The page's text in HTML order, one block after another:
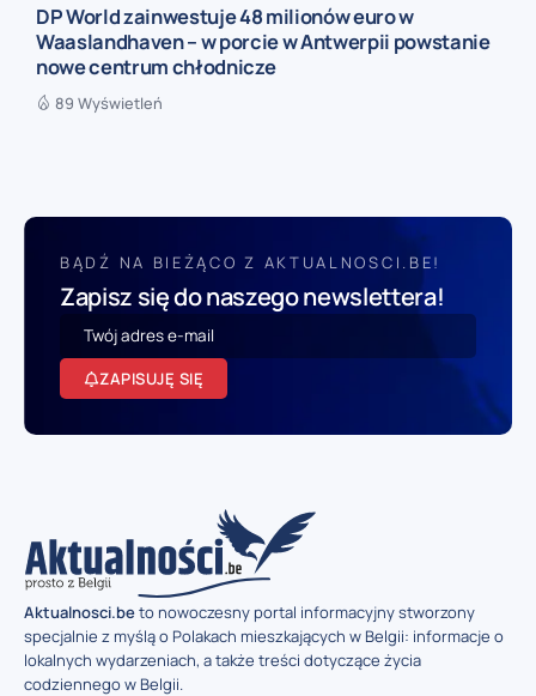
DP World zainwestuje 48 milionów euro w
Waaslandhaven – w porcie w Antwerpii powstanie
nowe centrum chłodnicze
89 Wyświetleń
BĄDŹ NA BIEŻĄCO Z AKTUALNOSCI.BE!
Zapisz się do naszego newslettera!
ZAPISUJĘ SIĘ
Aktualnosci.beto nowoczesny portal informacyjny stworzony
specjalnie z myślą o Polakach mieszkających w Belgii: informacje o
lokalnych wydarzeniach, a także treści dotyczące życia
codziennego w Belgii.